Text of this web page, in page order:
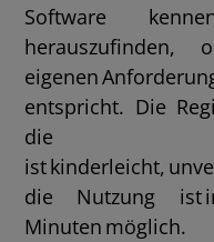
Software
eigenen
entspricht. Die
die
ist kinderleicht,
die Nutzung
Minuten möglich.